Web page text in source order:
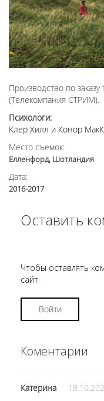
Производство по
(Телекомпания СТРИМ).
Психологи:
Клер Хилл и Конор
Место съемок:
Елленфорд, Шотландия
Дата:
2016-2017
Оставить
Чтобы оставлять
сайт
Войти
Коментарии
Катерина